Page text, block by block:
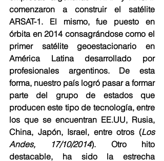
comenzaron a construir el satélite
ARSAT-1. El mismo, fue puesto en
órbita en 2014 consagrándose como el
primer satélite geoestacionario en
América Latina desarrollado por
profesionales argentinos. De esta
forma, nuestro país logró pasar a formar
parte del grupo de estados que
producen este tipo de tecnología, entre
los que se encuentran EE.UU, Rusia,
China, Japón, Israel, entre otros (Los
Andes, 17/10/2014). Otro hito
destacable, ha sido la estrecha